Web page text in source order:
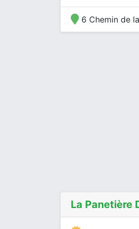
6 Chemin de
La Panetière